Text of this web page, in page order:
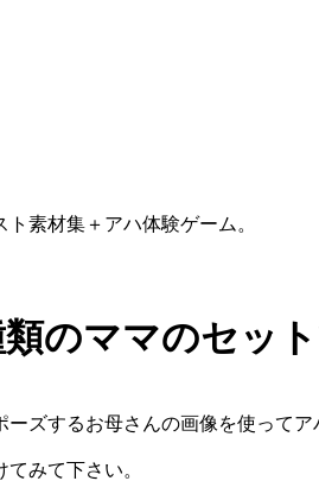
素材集＋アハ体験ゲーム。
のママのセッ
ズするお母さんの画像を使ってア
みて下さい。